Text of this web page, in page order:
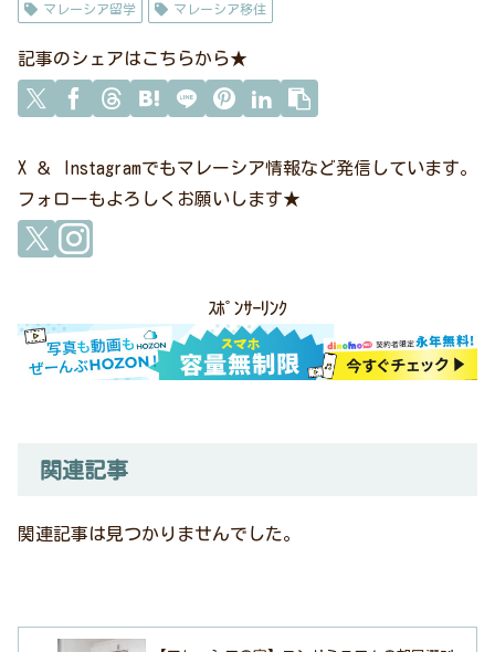
マレーシア留学 マレーシア移住
記事のシェアはこちらから★
X ＆ Instagramでもマレーシア情報など発信しています。
フォローもよろしくお願いします★
ｽﾎﾟﾝｻｰﾘﾝｸ
関連記事
関連記事は見つかりませんでした。